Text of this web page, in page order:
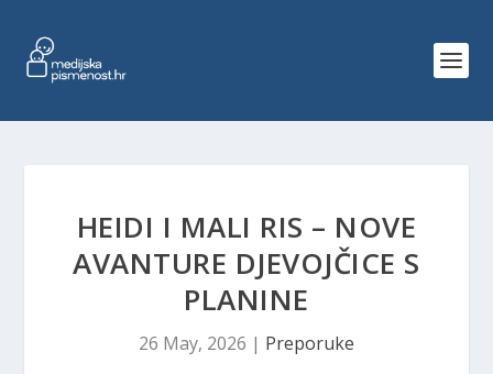
HEIDI I MALI RIS – NOVE
AVANTURE DJEVOJČICE S
PLANINE
26 May, 2026 | Preporuke